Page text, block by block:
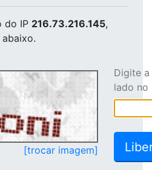
do IP 216.73.216.145,
[trocar imagem]
Digite
lado no